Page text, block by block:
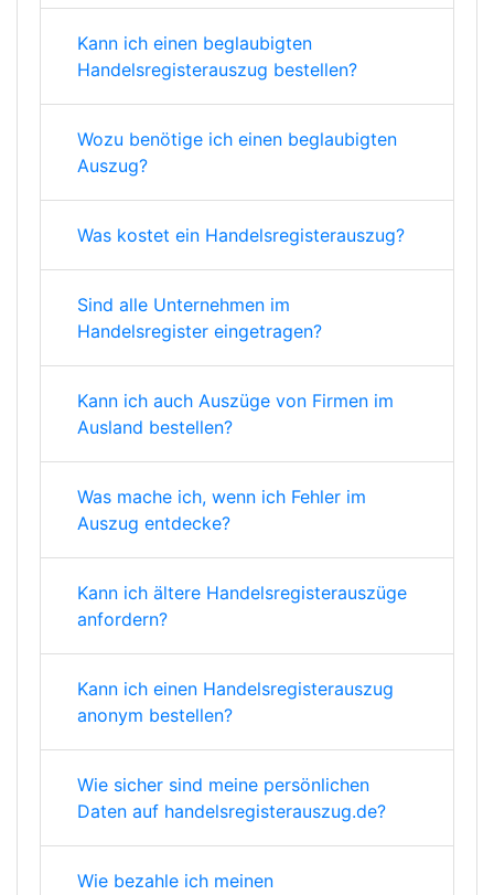
Kann ich einen beglaubigten
Handelsregisterauszug bestellen?
Wozu benötige ich einen beglaubigten
Auszug?
Was kostet ein Handelsregisterauszug?
Sind alle Unternehmen im
Handelsregister eingetragen?
Kann ich auch Auszüge von Firmen im
Ausland bestellen?
Was mache ich, wenn ich Fehler im
Auszug entdecke?
Kann ich ältere Handelsregisterauszüge
anfordern?
Kann ich einen Handelsregisterauszug
anonym bestellen?
Wie sicher sind meine persönlichen
Daten auf handelsregisterauszug.de?
Wie bezahle ich meinen